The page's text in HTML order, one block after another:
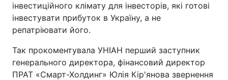
інвестиційного клімату для інвесторів, які готові
інвестувати прибуток в Україну, а не
репатріювати його.
Так прокоментувала УНІАН перший заступник
генерального директора, фінансовий директор
ПРАТ «Смарт-Холдинг» Юлія Кір'янова звернення